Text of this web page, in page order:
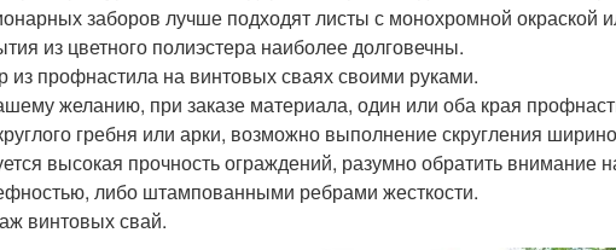
заборов лучше подходят листы с монохромной окраской
из цветного полиэстера наиболее долговечны.
из профнастила на винтовых сваях своими руками.
желанию, при заказе материала, один или оба края
гребня или арки, возможно выполнение скругления
высокая прочность ограждений, разумно обратить
либо штампованными ребрами жесткости.
винтовых свай.